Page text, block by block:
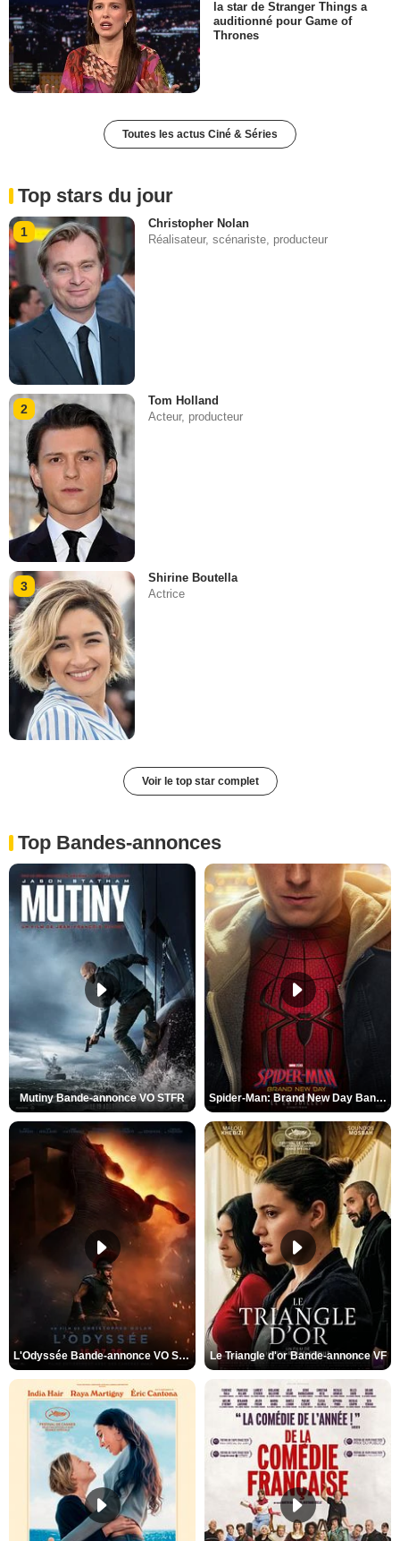
la star de Stranger Things a
auditionné pour Game of
Thrones
Toutes les actus Ciné & Séries
Top stars du jour
1
Christopher Nolan
Réalisateur, scénariste, producteur
2
Tom Holland
Acteur, producteur
3
Shirine Boutella
Actrice
Voir le top star complet
Top Bandes-annonces
Mutiny Bande-annonce VO STFR Spider-Man: Brand New Day Bande-annonce VO STFR
L'Odyssée Bande-annonce VO STFR Le Triangle d'or Bande-annonce VF